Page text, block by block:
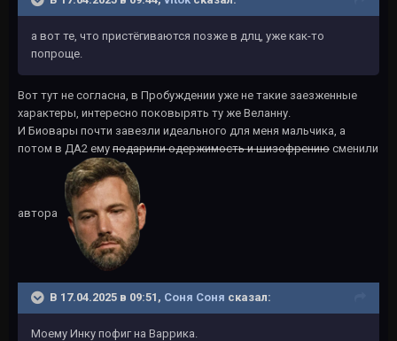
а вот те, что пристёгиваются позже в длц, уже как-то
попроще.
Вот тут не согласна, в Пробуждении уже не такие заезженные
характеры, интересно поковырять ту же Веланну.
И Биовары почти завезли идеального для меня мальчика, а
потом в ДА2 ему подарили одержимость и шизофрению сменили
автора
В 17.04.2025 в 09:51, Соня Соня сказал:
Моему Инку пофиг на Варрика.